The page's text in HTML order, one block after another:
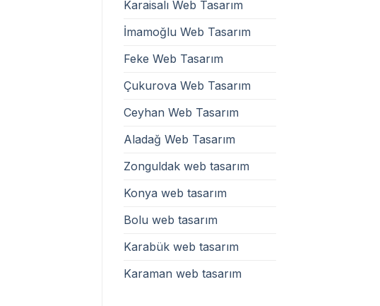
Karaisalı Web Tasarım
İmamoğlu Web Tasarım
Feke Web Tasarım
Çukurova Web Tasarım
Ceyhan Web Tasarım
Aladağ Web Tasarım
Zonguldak web tasarım
Konya web tasarım
Bolu web tasarım
Karabük web tasarım
Karaman web tasarım